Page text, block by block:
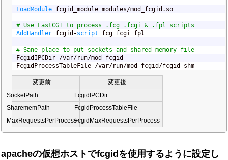
LoadModule fcgid_module modules/mod_fcgid.so
# Use FastCGI to process .fcg .fcgi & .fpl scripts
AddHandler fcgid-script fcg fcgi fpl
# Sane place to put sockets and shared memory file
FcgidIPCDir /var/run/mod_fcgid
FcgidProcessTableFile /var/run/mod_fcgid/fcgid_shm
変更前
変更後
SocketPath
FcgidIPCDir
SharememPath FcgidProcessTableFile
MaxRequestsPerProcessFcgidMaxRequestsPerProcess
apacheの仮想ホストでfcgidを使用するように設定し